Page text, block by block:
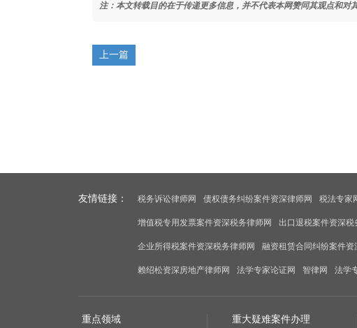
注：本文转载目的在于传递更多信息，并不代表本网赞同其观点和对
上一篇
友情链接： 税务诉讼律师网 债权债务纠纷案件资深律师网 税法专家
增值税专用发票案件资深税务律师网 出口退税案件资深税
企业所得税案件资深税务律师网 融资租赁合同纠纷案件资
赖绍松资深房地产律师网 法学专家论证网 智律网 法学
重点领域 重大疑难案件办理